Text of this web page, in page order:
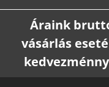
Áraink
vásárlás